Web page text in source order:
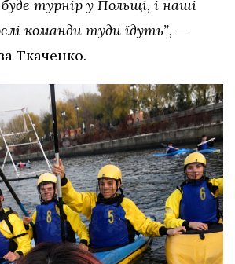
турнір у Польщі, і наші
команди туди їдуть”, —
Ткаченко.